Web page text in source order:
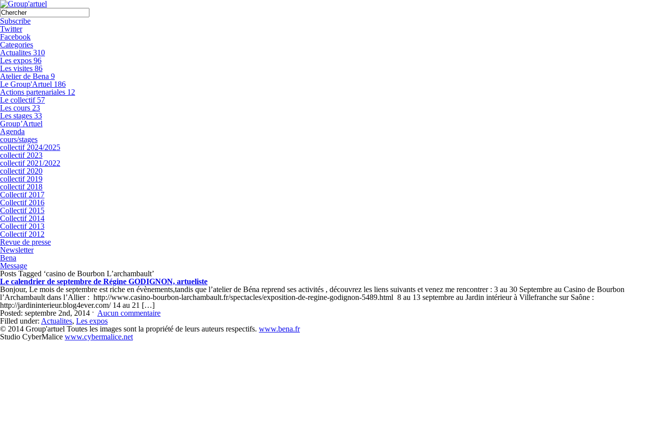
Subscribe
Twitter
Facebook
Categories
Actualites 310
Les expos 96
Les visites 86
Atelier de Bena 9
Le Group'Artuel 186
Actions partenariales 12
Le collectif 57
Les cours 23
Les stages 33
Group’Artuel
Agenda
cours/stages
collectif 2024/2025
collectif 2023
collectif 2021/2022
collectif 2020
collectif 2019
collectif 2018
Collectif 2017
Collectif 2016
Collectif 2015
Collectif 2014
Collectif 2013
Collectif 2012
Revue de presse
Newsletter
Bena
Message
Posts Tagged ‘casino de Bourbon L’archambault’
Le calendrier de septembre de Régine GODIGNON, artueliste
Bonjour, Le mois de septembre est riche en évènements,tandis que l’atelier de Béna reprend ses activités , découvrez les liens suivants et venez me rencontrer : 3 au 30 Septembre au Casino de Bourbon
l’Archambault dans l’Allier : http://www.casino-bourbon-larchambault.fr/spectacles/exposition-de-regine-godignon-5489.html 8 au 13 septembre au Jardin intérieur à Villefranche sur Saône :
http://jardininterieur.blog4ever.com/ 14 au 21 […]
Posted: septembre 2nd, 2014 ˑ Aucun commentaire
Filled under: Actualites, Les expos
© 2014 Group'artuel Toutes les images sont la propriété de leurs auteurs respectifs. www.bena.fr
Studio CyberMalice www.cybermalice.net